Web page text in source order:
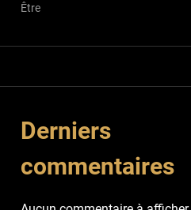
Être
Derniers
commentaires